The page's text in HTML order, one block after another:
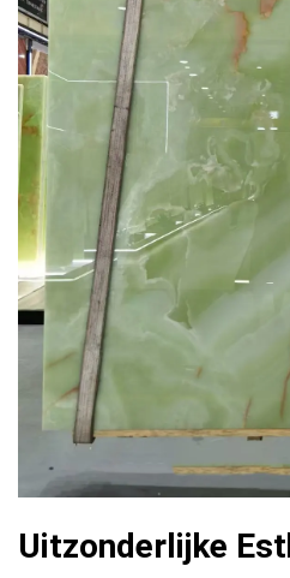
Uitzonderlijke